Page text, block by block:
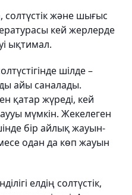
және шығыс
кей жерлерде
ықтимал.
шілде –
айы саналады.
қатар жүреді, кей
мүмкін. Жекелеген
бір айлық жауын-
одан да көп жауын
елдің солтүстік,